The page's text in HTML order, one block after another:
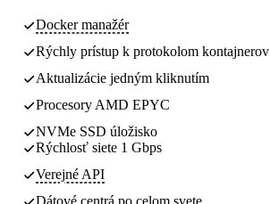
Docker manažér
Rýchly prístup k protokolom kontajnerov
Aktualizácie jedným kliknutím
Procesory AMD EPYC
NVMe SSD úložisko
Rýchlosť siete 1 Gbps
Verejné API
Dátové centrá po celom svete